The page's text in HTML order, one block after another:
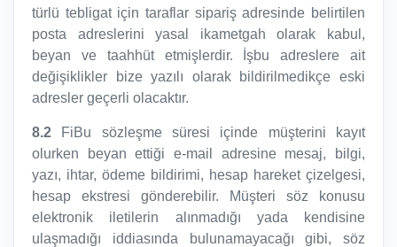
türlü tebligat için taraflar sipariş adresinde belirtilen
posta adreslerini yasal ikametgah olarak kabul,
beyan ve taahhüt etmişlerdir. İşbu adreslere ait
değişiklikler bize yazılı olarak bildirilmedikçe eski
adresler geçerli olacaktır.
8.2 FiBu sözleşme süresi içinde müşterini kayıt
olurken beyan ettiği e-mail adresine mesaj, bilgi,
yazı, ihtar, ödeme bildirimi, hesap hareket çizelgesi,
hesap ekstresi gönderebilir. Müşteri söz konusu
elektronik iletilerin alınmadığı yada kendisine
ulaşmadığı iddiasında bulunamayacağı gibi, söz